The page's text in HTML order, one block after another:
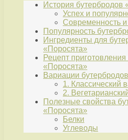
История бутербродов
Успех и
Современность
Популярность
Ингредиенты для
«Поросята»
Рецепт
«Поросята»
Вариации
1. Классический
2.
Полезные свойства
«Поросята»
Белки
Углеводы